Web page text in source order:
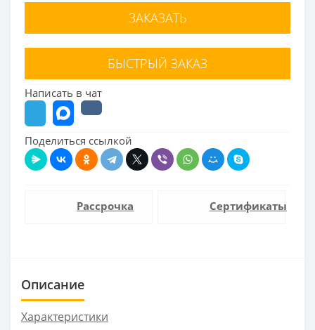
ЗАКАЗАТЬ
БЫСТРЫЙ ЗАКАЗ
Написать в чат
Поделиться ссылкой
Рассрочка Сертификаты
Описание
Характеристики